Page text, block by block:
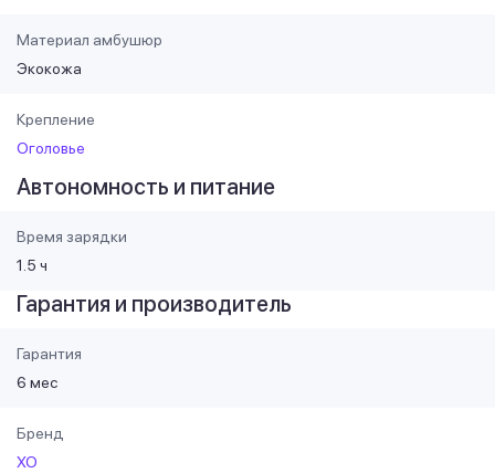
Материал амбушюр
Экокожа
Крепление
Оголовье
Автономность и питание
Время зарядки
1.5 ч
Гарантия и производитель
Гарантия
6 мес
Бренд
XO